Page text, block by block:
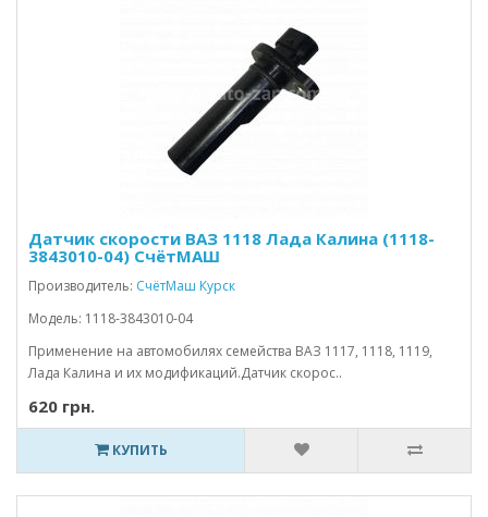
Датчик скорости ВАЗ 1118 Лада Калина (1118-
3843010-04) СчётМАШ
Производитель: СчётМаш Курск
Модель: 1118-3843010-04
Применение на автомобилях семейства ВАЗ 1117, 1118, 1119,
Лада Калина и их модификаций.Датчик скорос..
620 грн.
КУПИТЬ